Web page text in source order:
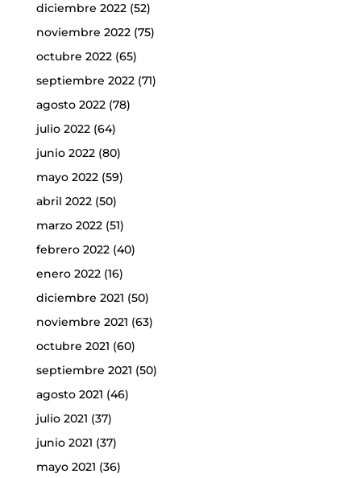
diciembre 2022(52)
noviembre 2022(75)
octubre 2022(65)
septiembre 2022(71)
agosto 2022(78)
julio 2022(64)
junio 2022(80)
mayo 2022(59)
abril 2022(50)
marzo 2022(51)
febrero 2022(40)
enero 2022(16)
diciembre 2021 (50)
noviembre 2021 (63)
octubre 2021 (60)
septiembre 2021 (50)
agosto 2021 (46)
julio 2021 (37)
junio 2021 (37)
mayo 2021 (36)